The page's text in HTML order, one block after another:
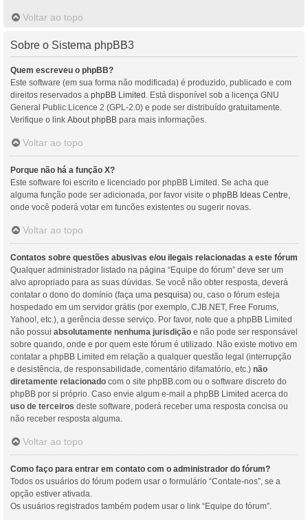
Voltar ao topo
Sobre o Sistema phpBB3
Quem escreveu o phpBB?
Este software (em sua forma não modificada) é produzido, publicado e com
direitos reservados a phpBB Limited . Está disponível sob a licença GNU
General Public Licence 2 (GPL-2.0) e pode ser distribuído gratuitamente.
Verifique o link About phpBB para mais informações.
Voltar ao topo
Porque não há a função X?
Este software foi escrito e licenciado por phpBB Limited. Se acha que
alguma função pode ser adicionada, por favor visite o phpBB Ideas Centre,
onde você poderá votar em funcões existentes ou sugerir novas.
Voltar ao topo
Contatos sobre questões abusivas e/ou ilegais relacionadas a este fórum
Qualquer administrador listado na página “Equipe do fórum” deve ser um
alvo apropriado para as suas dúvidas. Se você não obter resposta, deverá
contatar o dono do domínio (faça uma pesquisa) ou, caso o fórum esteja
hospedado em um servidor grátis (por exemplo, CJB.NET, Free Forums,
Yahoo!, etc.), a gerência desse serviço. Por favor, note que a phpBB Limited
não possui absolutamente nenhuma jurisdição e não pode ser responsável
sobre quando, onde e por quem este fórum é utilizado. Não existe motivo em
contatar a phpBB Limited em relação a qualquer questão legal (interrupção
e desistência, de responsabilidade, comentário difamatório, etc.) não
diretamente relacionado com o site phpBB.com ou o software discreto do
phpBB por si próprio. Caso envie algum e-mail a phpBB Limited acerca do
uso de terceiros deste software, poderá receber uma resposta concisa ou
não receber resposta alguma.
Voltar ao topo
Como faço para entrar em contato com o administrador do fórum?
Todos os usuários do fórum podem usar o formulário “Contate-nos”, se a
opção estiver ativada.
Os usuários registrados também podem usar o link “Equipe do fórum”.